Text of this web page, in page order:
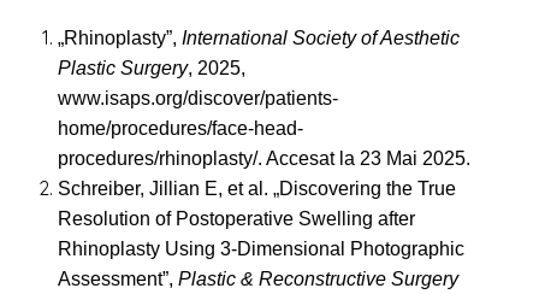
„Rhinoplasty”, International Society of Aesthetic
Plastic Surgery, 2025,
www.isaps.org/discover/patients-
home/procedures/face-head-
procedures/rhinoplasty/. Accesat la 23 Mai 2025.
Schreiber, Jillian E, et al. „Discovering the True
Resolution of Postoperative Swelling after
Rhinoplasty Using 3-Dimensional Photographic
Assessment”, Plastic & Reconstructive Surgery